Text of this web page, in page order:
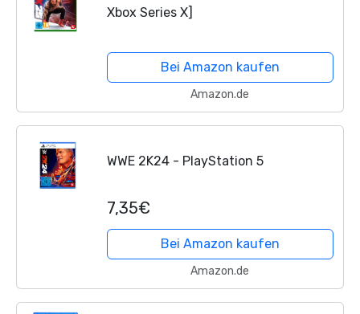
Xbox Series X]
Bei Amazon kaufen
Amazon.de
WWE 2K24 - PlayStation 5
7,35€
Bei Amazon kaufen
Amazon.de